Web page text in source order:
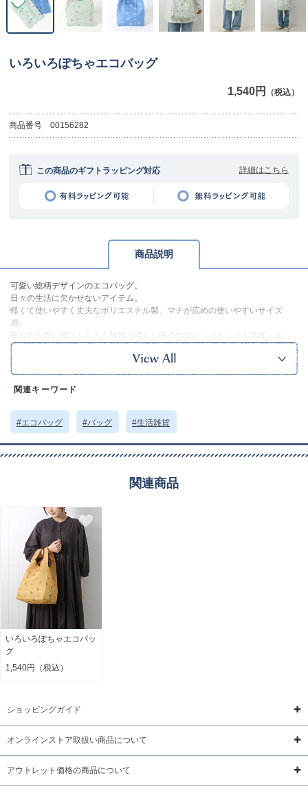
いろいろぽちゃエコバッグ
1,540円 （税込）
商品番号 00156282
この商品のギフトラッピング対応 詳細はこちら
商品説明
可愛い総柄デザインのエコバッグ。
日々の生活に欠かせないアイテム。
軽くて使いやすく丈夫なポリエステル製、マチが広めの使いやすいサイズ
感。
毎日のお買い物はもちろん荷物が増えた時のサブバッグとしても活躍しま
す。
使わないときは畳んでコンパクトにまとまるので、毎日の持ち歩きにぴった
り。
おやさいとクラゲの2種類です。
※実物の色味に近づけて撮影していますが、ご使用の端末やモニター環境に
より、実際の色味と異なって見える場合がございます。
中国製
サイズについて
関連キーワード
#エコバッグ #バッグ #生活雑貨
関連商品
いろいろぽちゃエコバッ
グ
1,540円（税込）
ショッピングガイド
オンラインストア取扱い商品について
アウトレット価格の商品について